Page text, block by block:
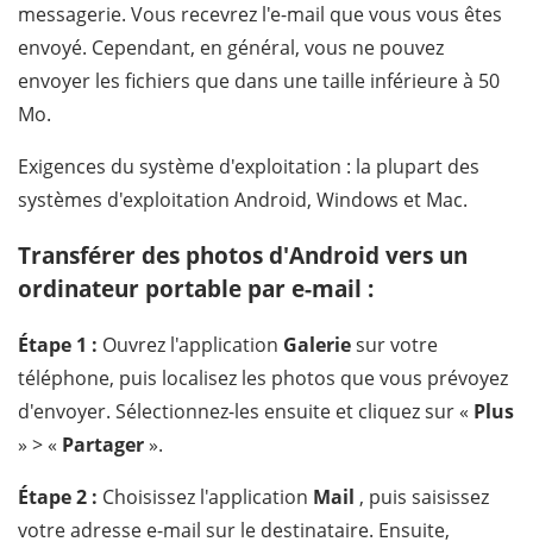
messagerie. Vous recevrez l'e-mail que vous vous êtes
envoyé. Cependant, en général, vous ne pouvez
envoyer les fichiers que dans une taille inférieure à 50
Mo.
Exigences du système d'exploitation : la plupart des
systèmes d'exploitation Android, Windows et Mac.
Transférer des photos d'Android vers un
ordinateur portable par e-mail :
Étape 1 : Ouvrez l'application Galeriesur votre
téléphone, puis localisez les photos que vous prévoyez
d'envoyer. Sélectionnez-les ensuite et cliquez sur « Plus
» > « Partager».
Étape 2 : Choisissez l'application Mail , puis saisissez
votre adresse e-mail sur le destinataire. Ensuite,